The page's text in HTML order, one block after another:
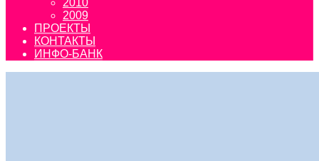
2010
2009
ПРОЕКТЫ
КОНТАКТЫ
ИНФО-БАНК